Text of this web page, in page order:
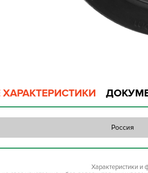
Россия
Характеристики и